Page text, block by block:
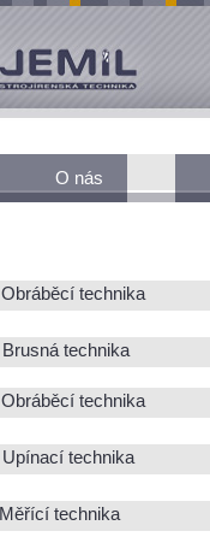
O nás
Obráběcí technika
Brusná technika
Obráběcí technika
Upínací technika
Měřící technika